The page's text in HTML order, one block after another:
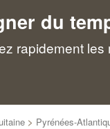
du
rapidement
> Pyrénées-